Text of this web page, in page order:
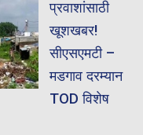
प्रवाशांसाठी
खूशखबर!
सीएसएमटी –
मडगाव दरम्यान
TOD विशेष